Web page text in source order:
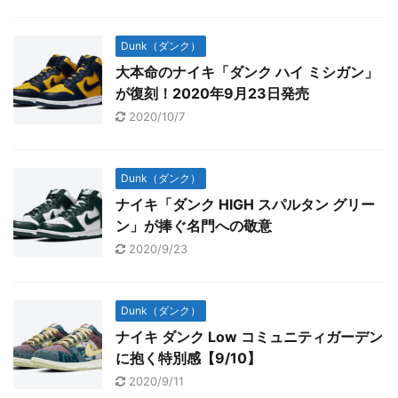
Dunk（ダンク）
大本命のナイキ「ダンク ハイ ミシガン」
が復刻！2020年9月23日発売
2020/10/7
Dunk（ダンク）
ナイキ「ダンク HIGH スパルタン グリー
ン」が捧ぐ名門への敬意
2020/9/23
Dunk（ダンク）
ナイキ ダンク Low コミュニティガーデン
に抱く特別感【9/10】
2020/9/11